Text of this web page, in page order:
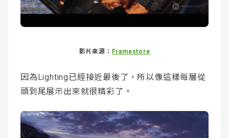
影片來源： Framestore
因為Lighting已經接近最後了，所以像這樣每層從
頭到尾展示出來就很精彩了。